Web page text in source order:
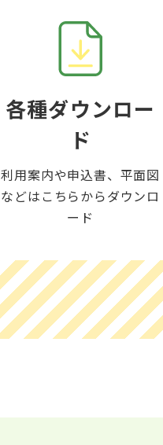
各種ダウンロー
ド
利用案内や申込書、平面図
などはこちらからダウンロ
ード